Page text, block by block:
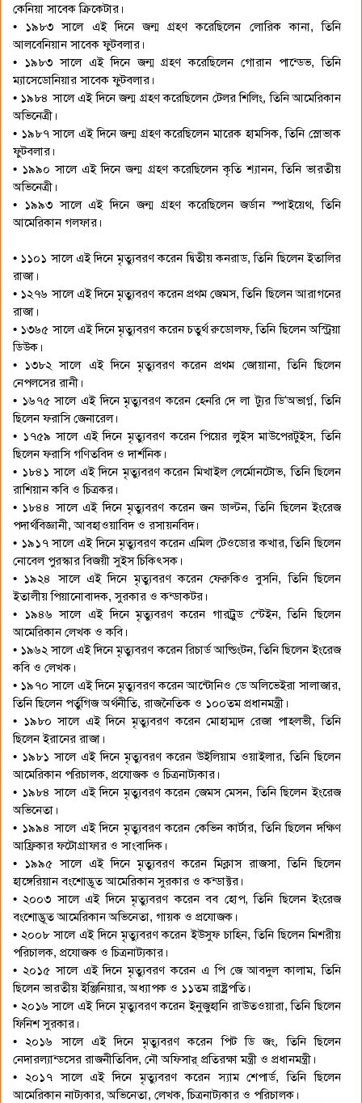
কেনিয়া সাবেক ক্রিকেটার।
• ১৯৮৩ সালে এই দিনে জন্ম গ্রহণ করেছিলেন লোরিক কানা, তিনি
আলবেনিয়ান সাবেক ফুটবলার।
• ১৯৮৩ সালে এই দিনে জন্ম গ্রহণ করেছিলেন গোরান পান্ডেভ, তিনি
ম্যাসেডোনিয়ার সাবেক ফুটবলার।
• ১৯৮৪ সালে এই দিনে জন্ম গ্রহণ করেছিলেন টেলর শিলিং, তিনি আমেরিকান
অভিনেত্রী।
• ১৯৮৭ সালে এই দিনে জন্ম গ্রহণ করেছিলেন মারেক হামসিক, তিনি স্লোভাক
ফুটবলার।
• ১৯৯০ সালে এই দিনে জন্ম গ্রহণ করেছিলেন কৃতি শ্যানন, তিনি ভারতীয়
অভিনেত্রী।
• ১৯৯৩ সালে এই দিনে জন্ম গ্রহণ করেছিলেন জর্ডান স্পাইয়েথ, তিনি
আমেরিকান গলফার।
• ১১০১ সালে এই দিনে মৃত্যুবরণ করেন দ্বিতীয় কনরাড, তিনি ছিলেন ইতালির
রাজা।
• ১২৭৬ সালে এই দিনে মৃত্যুবরণ করেন প্রথম জেমস, তিনি ছিলেন আরাগনের
রাজা।
• ১৩৬৫ সালে এই দিনে মৃত্যুবরণ করেন চতুর্থ রুডোলফ, তিনি ছিলেন অস্ট্রিয়া
ডিউক।
• ১৩৮২ সালে এই দিনে মৃত্যুবরণ করেন প্রথম জোয়ানা, তিনি ছিলেন
নেপলসের রানী।
• ১৬৭৫ সালে এই দিনে মৃত্যুবরণ করেন হেনরি দে লা ট্যুর ডি'অভার্গ্ন, তিনি
ছিলেন ফরাসি জেনারেল।
• ১৭৫৯ সালে এই দিনে মৃত্যুবরণ করেন পিয়ের লুইস মাউপেরটুইস, তিনি
ছিলেন ফরাসি গণিতবিদ ও দার্শনিক।
• ১৮৪১ সালে এই দিনে মৃত্যুবরণ করেন মিখাইল লের্মোনটোভ, তিনি ছিলেন
রাশিয়ান কবি ও চিত্রকর।
• ১৮৪৪ সালে এই দিনে মৃত্যুবরণ করেন জন ডাল্টন, তিনি ছিলেন ইংরেজ
পদার্থবিজ্ঞানী, আবহাওয়াবিদ ও রসায়নবিদ।
• ১৯১৭ সালে এই দিনে মৃত্যুবরণ করেন এমিল টেওডোর কখার, তিনি ছিলেন
নোবেল পুরস্কার বিজয়ী সুইস চিকিৎসক।
• ১৯২৪ সালে এই দিনে মৃত্যুবরণ করেন ফেরুকিও বুসনি, তিনি ছিলেন
ইতালীয় পিয়ানোবাদক, সুরকার ও কন্ডাকটর।
• ১৯৪৬ সালে এই দিনে মৃত্যুবরণ করেন গারট্রুড স্টেইন, তিনি ছিলেন
আমেরিকান লেখক ও কবি।
• ১৯৬২ সালে এই দিনে মৃত্যুবরণ করেন রিচার্ড আল্ডিংটন, তিনি ছিলেন ইংরেজ
কবি ও লেখক।
• ১৯৭০ সালে এই দিনে মৃত্যুবরণ করেন আন্টোনিও ডে অলিভেইরা সালাজার,
তিনি ছিলেন পর্তুগিজ অর্থনীতি, রাজনৈতিক ও ১০০তম প্রধানমন্ত্রী।
• ১৯৮০ সালে এই দিনে মৃত্যুবরণ করেন মোহাম্মদ রেজা পাহলভী, তিনি
ছিলেন ইরানের রাজা।
• ১৯৮১ সালে এই দিনে মৃত্যুবরণ করেন উইলিয়াম ওয়াইলার, তিনি ছিলেন
আমেরিকান পরিচালক, প্রযোজক ও চিত্রনাট্যকার।
• ১৯৮৪ সালে এই দিনে মৃত্যুবরণ করেন জেমস মেসন, তিনি ছিলেন ইংরেজ
অভিনেতা।
• ১৯৯৪ সালে এই দিনে মৃত্যুবরণ করেন কেভিন কার্টার, তিনি ছিলেন দক্ষিণ
আফ্রিকার ফটোগ্রাফার ও সাংবাদিক।
• ১৯৯৫ সালে এই দিনে মৃত্যুবরণ করেন মিক্লাস রাজসা, তিনি ছিলেন
হাঙ্গেরিয়ান বংশোদ্ভূত আমেরিকান সুরকার ও কন্ডাক্টর।
• ২০০৩ সালে এই দিনে মৃত্যুবরণ করেন বব হোপ, তিনি ছিলেন ইংরেজ
বংশোদ্ভূত আমেরিকান অভিনেতা, গায়ক ও প্রযোজক।
• ২০০৮ সালে এই দিনে মৃত্যুবরণ করেন ইউসুফ চাহিন, তিনি ছিলেন মিশরীয়
পরিচালক, প্রযোজক ও চিত্রনাট্যকার।
• ২০১৫ সালে এই দিনে মৃত্যুবরণ করেন এ পি জে আবদুল কালাম, তিনি
ছিলেন ভারতীয় ইঞ্জিনিয়ার, অধ্যাপক ও ১১তম রাষ্ট্রপতি।
• ২০১৬ সালে এই দিনে মৃত্যুবরণ করেন ইনুজুহানি রাউতওয়ারা, তিনি ছিলেন
ফিনিশ সুরকার।
• ২০১৬ সালে এই দিনে মৃত্যুবরণ করেন পিট ডি জং, তিনি ছিলেন
নেদারল্যান্ডসের রাজনীতিবিদ, নৌ অফিসার্ প্রতিরক্ষা মন্ত্রী ও প্রধানমন্ত্রী।
• ২০১৭ সালে এই দিনে মৃত্যুবরণ করেন স্যাম শেপার্ড, তিনি ছিলেন
আমেরিকান নাট্যকার, অভিনেতা, লেখক, চিত্রনাট্যকার ও পরিচালক।